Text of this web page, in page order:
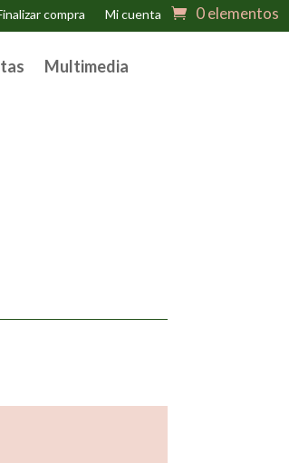
compra Mi cuenta 0 elementos
Multimedia